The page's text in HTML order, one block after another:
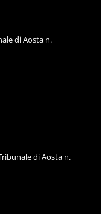
di Aosta n.
di Aosta n.